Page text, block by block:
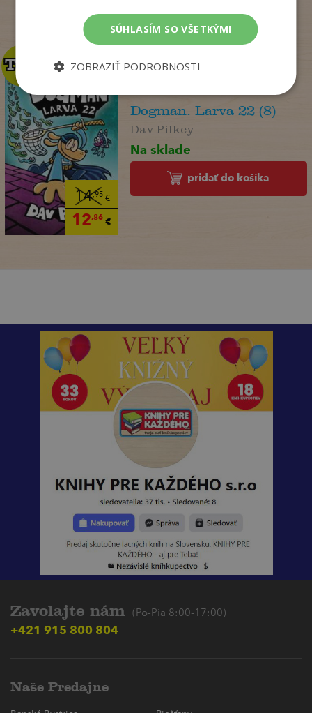
14,95€
12,86€
TOP
TOP
Dogman. Larva 22 (8)
Dav Pilkey
Na sklade
pridať do košíka
Zavolajte nám (Po-Pia 8:00-17:00)
+421 915 800 804
Naše Predajne
SÚHLASÍM SO VŠETKÝMI
ZOBRAZIŤ PODROBNOSTI